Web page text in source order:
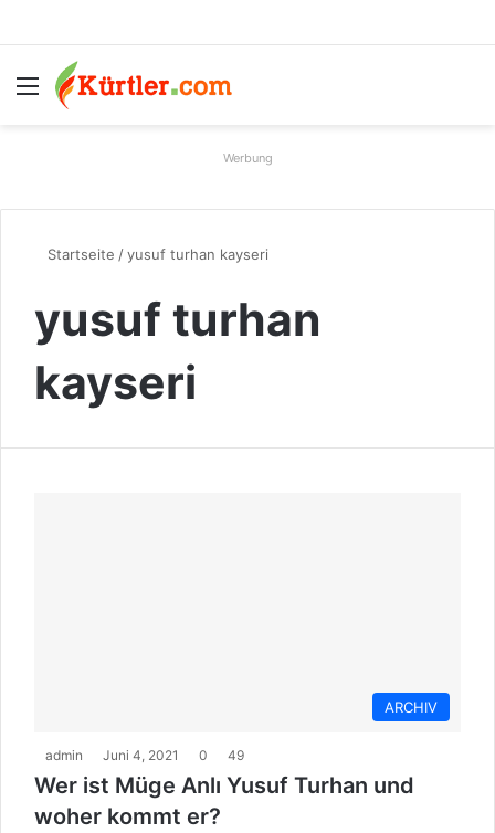
Menü
Werbung
Startseite /yusuf turhan kayseri
yusuf turhan
kayseri
ARCHIV
admin Juni 4, 2021 0 49
Wer ist Müge Anlı Yusuf Turhan und
woher kommt er?